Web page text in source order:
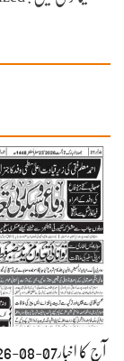
آج کا اخبار07-08-2026